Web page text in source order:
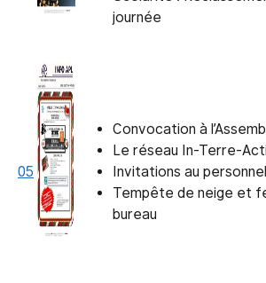
journée
05
Convocation à
Le réseau In-Terre-
Invitations au
Tempête de neige et
bureau